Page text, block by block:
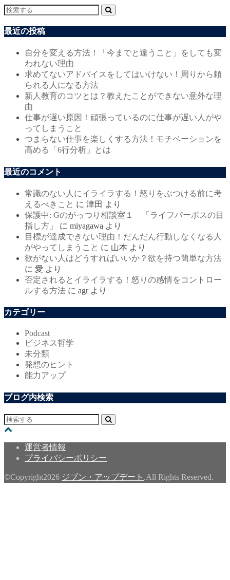
最近の投稿
自分を変える方法！「今までと違うこと」をしても変
われない理由
求めてないアドバイスをしてはいけない！周りから頼
られる人になる方法
新人教育のコツとは？教えたことができない意外な理
由
仕事が遅い原因！頑張っているのに仕事が遅い人がや
ってしまうこと
つまらない仕事を楽しくする方法！モチベーションを
高める「6行分析」とは
最近のコメント
常識のない人にイライラする！怒りをぶつける前に考
えるべきこと に 津田 より
保護中: Gのがっつり相談室１ 「ライフパーポスの目
指し方」
に miyagawa より
目標が達成できない理由！だんだん行動しなくなる人
がやってしまうこと に 山本 より
欲がない人はどうすればいいか？欲を持つ簡単な方法
に 愛 より
否定されるとイライラする！怒りの感情をコントロー
ルする方法 に agrより
カテゴリー
Podcast
ビジネス哲学
未分類
発想のヒント
能力アップ
ブログ内検索
運営者情報
プライバシーポリシー
©Copyright2026 ジブン・アップデート .All Rights Reserved.